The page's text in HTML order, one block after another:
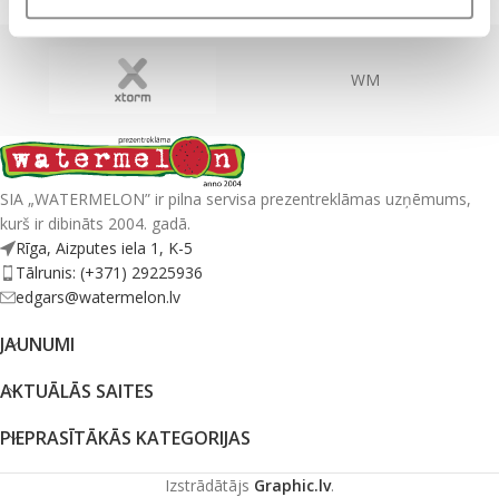
WM
SIA „WATERMELON” ir pilna servisa prezentreklāmas uzņēmums,
kurš ir dibināts 2004. gadā.
Rīga, Aizputes iela 1, K-5
Tālrunis: (+371) 29225936
edgars@watermelon.lv
JAUNUMI
AKTUĀLĀS SAITES
PIEPRASĪTĀKĀS KATEGORIJAS
Izstrādātājs Graphic.lv.